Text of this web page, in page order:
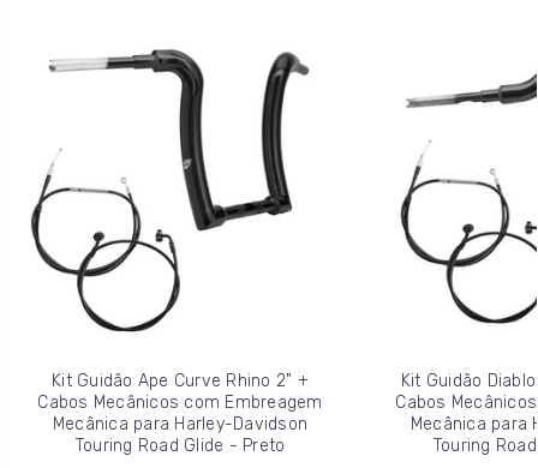
Kit Guidão Ape Curve Rhino 2" +
Cabos Mecânicos com Embreagem
Mecânica para Harley-Davidson
Touring Road Glide - Preto
Kit Guidão
Cabos
Mecânica para
Touring